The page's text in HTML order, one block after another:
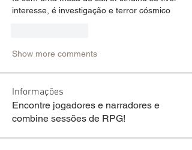
interesse, é investigação e terror cósmico
Show more comments
Informações
Encontre jogadores e narradores e
combine sessões de RPG!